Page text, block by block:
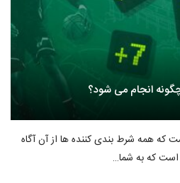
انجام می شود؟
که همه شرط بندی کننده ها از آن آگاه
است که به شما…